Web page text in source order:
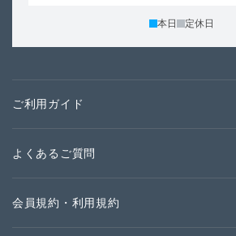
本日 定休日
ご利用ガイド
よくあるご質問
会員規約・利用規約